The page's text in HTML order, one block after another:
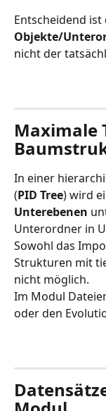
Entscheidend ist
Objekte/
nicht der
Maximale
In einer
(PID Tree) wird
Unterebenen
Unterordner in
Sowohl das
Strukturen mit
nicht möglich.
Im Modul
oder den